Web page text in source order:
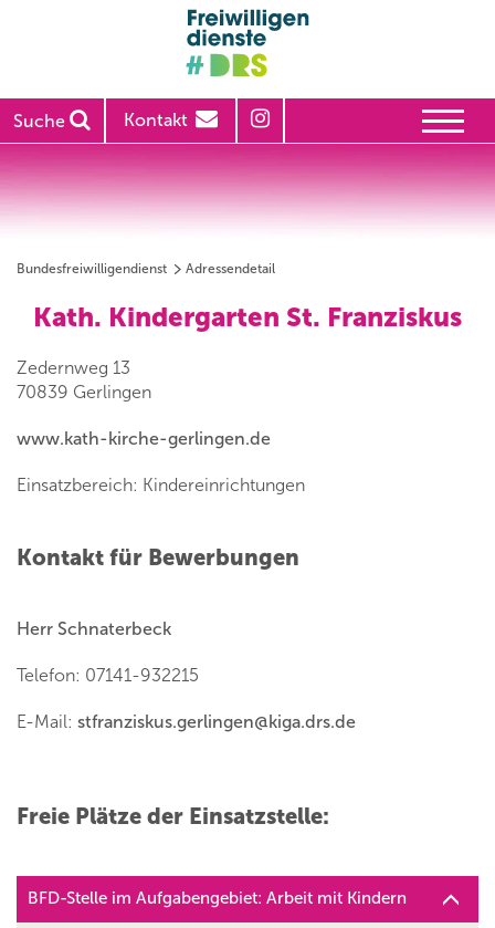
Suche Kontakt
Bundesfreiwilligendienst Adressendetail
Kath. Kindergarten St. Franziskus
Zedernweg 13
70839 Gerlingen
www.kath-kirche-gerlingen.de
Einsatzbereich: Kindereinrichtungen
Kontakt für Bewerbungen
Herr Schnaterbeck
Telefon: 07141-932215
E-Mail: stfranziskus.gerlingen@kiga.drs.de
Freie Plätze der Einsatzstelle:
BFD-Stelle im Aufgabengebiet: Arbeit mit Kindern